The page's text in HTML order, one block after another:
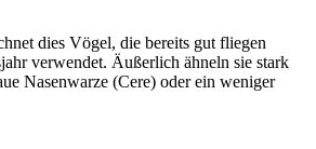
dies Vögel, die bereits gut fliegen
verwendet. Äußerlich ähneln sie stark
Nasenwarze (Cere) oder ein weniger